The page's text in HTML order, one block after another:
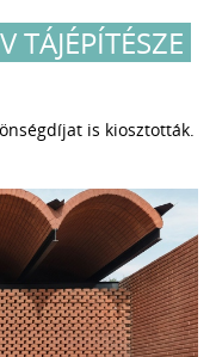
is kiosztották.